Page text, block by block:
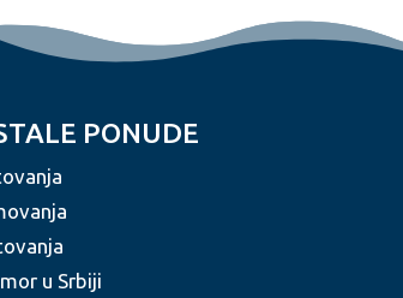
PONUDE
u Srbiji